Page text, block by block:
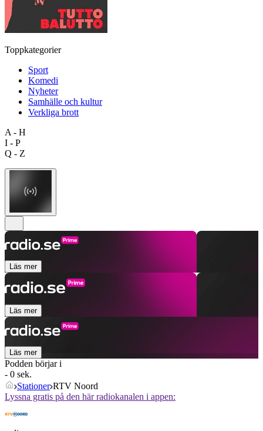
Toppkategorier
Sport
Komedi
Nyheter
Samhälle och kultur
Verkliga brott
A - H
I - P
Q - Z
Läs mer
Läs mer
Läs mer
Podden börjar i
- 0 sek.
Stationer RTV Noord
Lyssna gratis på den här radiokanalen i appen: